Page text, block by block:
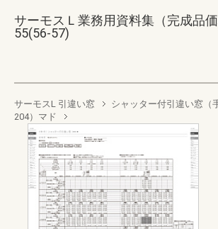
サーモスＬ業務用資料集（完成品
55(56-57)
サーモスL 引違い窓 シャッター付引違い窓（
204）マド